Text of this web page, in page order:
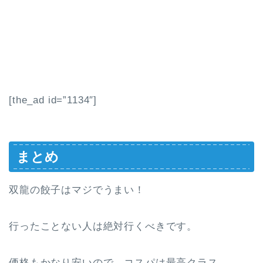
[the_ad id=”1134″]
まとめ
双龍の餃子はマジでうまい！
行ったことない人は絶対行くべきです。